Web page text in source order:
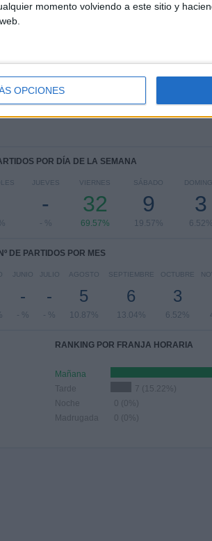
momento volviendo a este sitio y
OPCIONES
RANKING POR COMPETICIONES
Ver ranking completo
POR DÍA DE LA SEMANA
JUEVES
-
- %
VIERNES
32
69.57%
SÁBADO
9
19.57%
3
6.52%
Nº DE PARTIDOS POR MES
JUNIO
-
- %
JULIO
-
- %
AGOSTO
5
10.87%
SEPTIEMBRE
6
13.04%
OCTUBRE
3
6.52%
RANKING POR FRANJA HORARIA
Mañana
Tarde
7 (15.22%)
Noche
0 (0%)
Madrugada
0 (0%)